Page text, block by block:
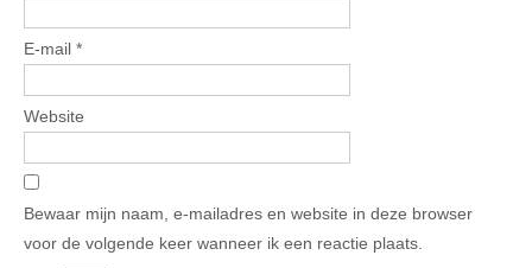
E-mail *
Website
Bewaar mijn naam, e-mailadres en website in deze browser
voor de volgende keer wanneer ik een reactie plaats.